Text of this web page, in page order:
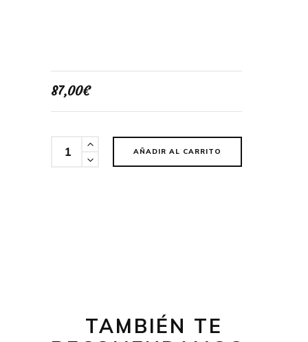
87,00€
Cantidad
AÑADIR AL CARRITO
TAMBIÉN TE